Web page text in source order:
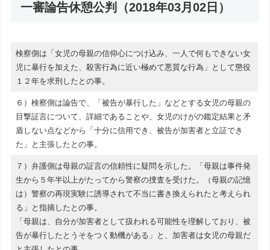
一審論告休憩公判（2018年03月02日）
検察側は「女児の母親の信仰心につけ込み、一人で何もできない女
児に暴行を加えた、殺害行為に近い極めて悪質な行為」として懲役
１２年を求刑したとの事。
６）検察側は論告で、「被告が暴行した」などとする女児の母親の
目撃証言について、詳細であることや、女児のけがの鑑定結果と矛
盾しない点などから「十分に信用でき、被告が加害者と立証でき
た」と主張したとの事。
７）弁護側は母親の証言の信頼性に疑問を示した。「母親は事件発
生から５年半以上がたってから警察の捜査を受けた。（母親の記憶
は）警察の再現実験に誘導されて不当に書き換えられたと考えられ
る」と指摘したとの事。
「母親は、自分が加害者として扱われる可能性を理解しており、被
告が暴行したとうそをつく動機がある」と、加害者は女児の母親だ